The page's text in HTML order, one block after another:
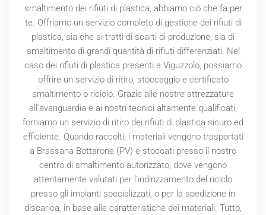
smaltimento dei rifiuti di plastica, abbiamo ciò che fa per
te. Offriamo un servizio completo di gestione dei rifiuti di
plastica, sia che si tratti di scarti di produzione, sia di
smaltimento di grandi quantità di rifiuti differenziati. Nel
caso dei rifiuti di plastica presenti a Viguzzolo, possiamo
offrire un servizio di ritiro, stoccaggio e certificato
smaltimento o riciclo. Grazie alle nostre attrezzature
all'avanguardia e ai nostri tecnici altamente qualificati,
forniamo un servizio di ritiro dei rifiuti di plastica sicuro ed
efficiente. Quando raccolti, i materiali vengono trasportati
a Brassana Bottarone (PV) e stoccati presso il nostro
centro di smaltimento autorizzato, dove vengono
attentamente valutati per l'indirizzamento del riciclo
presso gli impianti specializzati, o per la spedizione in
discarica, in base alle caratteristiche dei materiali. Tutto,